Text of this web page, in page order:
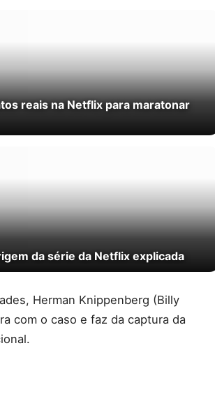
reais na Netflix para maratonar
da série da Netflix explicada
Herman Knippenberg (Billy
com o caso e faz da captura da